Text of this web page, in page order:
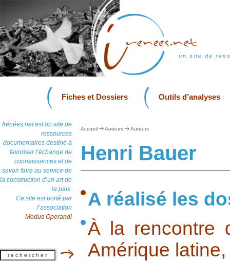
un site de
Fiches et Dossiers Outils d’analyses
Irénées.net est un site de
ressources
documentaires destiné à
favoriser l’échange de
connaissances et de
savoir faire au service de
la construction d’un art de
la paix.
Ce site est porté par
l’association
Modus Operandi
Accueil Auteurs Auteurs
Henri Bauer
A réalisé les
À la rencontre
Amérique